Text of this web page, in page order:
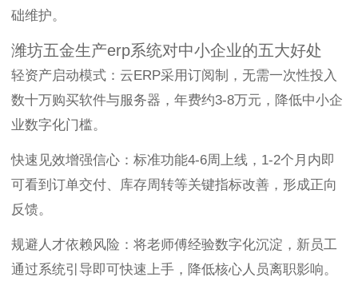
础维护。
潍坊五金生产erp系统对中小企业的五大好处
轻资产启动模式：云ERP采用订阅制，无需一次性投入
数十万购买软件与服务器，年费约3-8万元，降低中小企
业数字化门槛。
快速见效增强信心：标准功能4-6周上线，1-2个月内即
可看到订单交付、库存周转等关键指标改善，形成正向
反馈。
规避人才依赖风险：将老师傅经验数字化沉淀，新员工
通过系统引导即可快速上手，降低核心人员离职影响。